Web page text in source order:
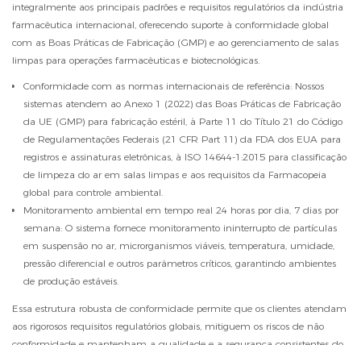
integralmente aos principais padrões e requisitos regulatórios da indústria
farmacêutica internacional, oferecendo suporte à conformidade global
com as Boas Práticas de Fabricação (GMP) e ao gerenciamento de salas
limpas para operações farmacêuticas e biotecnológicas.
Conformidade com as normas internacionais de referência: Nossos
sistemas atendem ao Anexo 1 (2022) das Boas Práticas de Fabricação
da UE (GMP) para fabricação estéril, à Parte 11 do Título 21 do Código
de Regulamentações Federais (21 CFR Part 11) da FDA dos EUA para
registros e assinaturas eletrônicas, à ISO 14644-1:2015 para classificação
de limpeza do ar em salas limpas e aos requisitos da Farmacopeia
global para controle ambiental.
Monitoramento ambiental em tempo real 24 horas por dia, 7 dias por
semana: O sistema fornece monitoramento ininterrupto de partículas
em suspensão no ar, microrganismos viáveis, temperatura, umidade,
pressão diferencial e outros parâmetros críticos, garantindo ambientes
de produção estáveis.
Essa estrutura robusta de conformidade permite que os clientes atendam
aos rigorosos requisitos regulatórios globais, mitiguem os riscos de não